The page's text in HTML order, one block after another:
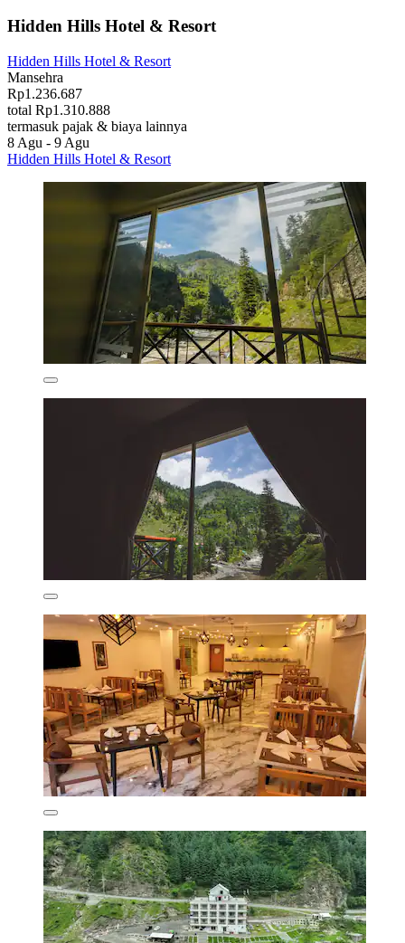
Hidden Hills Hotel & Resort
Hidden Hills Hotel & Resort
Mansehra
Rp1.236.687
total Rp1.310.888
termasuk pajak & biaya lainnya
8 Agu - 9 Agu
Hidden Hills Hotel & Resort